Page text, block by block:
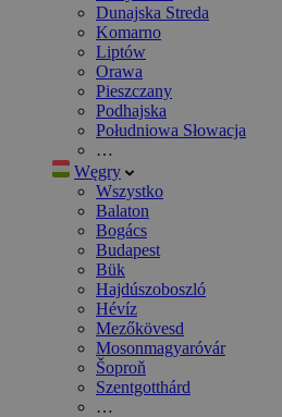
Dunajska Streda
Komarno
Liptów
Orawa
Pieszczany
Podhajska
Południowa Słowacja
…
Węgry
Wszystko
Balaton
Bogács
Budapest
Bük
Hajdúszoboszló
Hévíz
Mezőkövesd
Mosonmagyaróvár
Šoproň
Szentgotthárd
…